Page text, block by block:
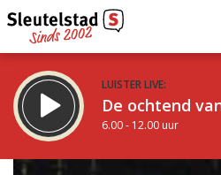
LUISTER LIVE:
De ochtend
6.00 - 12.00 uur
STRAKS: